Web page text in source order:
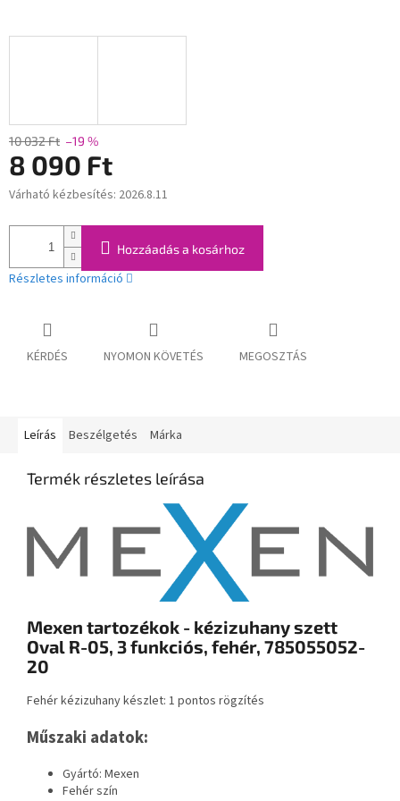
10 032 Ft –19 %
8 090 Ft
Egységár:
Várható kézbesítés: 2026.8.11
Hozzáadás a kosárhoz
Részletes információ
KÉRDÉS NYOMON KÖVETÉS MEGOSZTÁS
Leírás Beszélgetés Márka
Termék részletes leírása
Mexen tartozékok - kézizuhany szett
Oval R-05, 3 funkciós, fehér, 785055052-
20
Fehér kézizuhany készlet: 1 pontos rögzítés
Műszaki adatok:
Gyártó: Mexen
Fehér szín